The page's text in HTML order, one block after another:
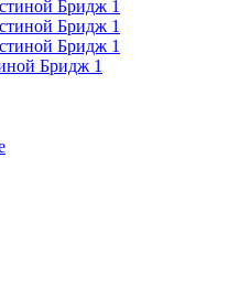
Бридж 1